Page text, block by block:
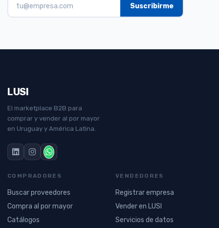
LUSI
El marketplace B2B para
comprar y vender al por mayor
en Uruguay y América Latina.
COMPRADORES
Buscar proveedores
Compra al por mayor
Catálogos
VENDEDORES
Registrar empresa
Vender en LUSI
Servicios de datos